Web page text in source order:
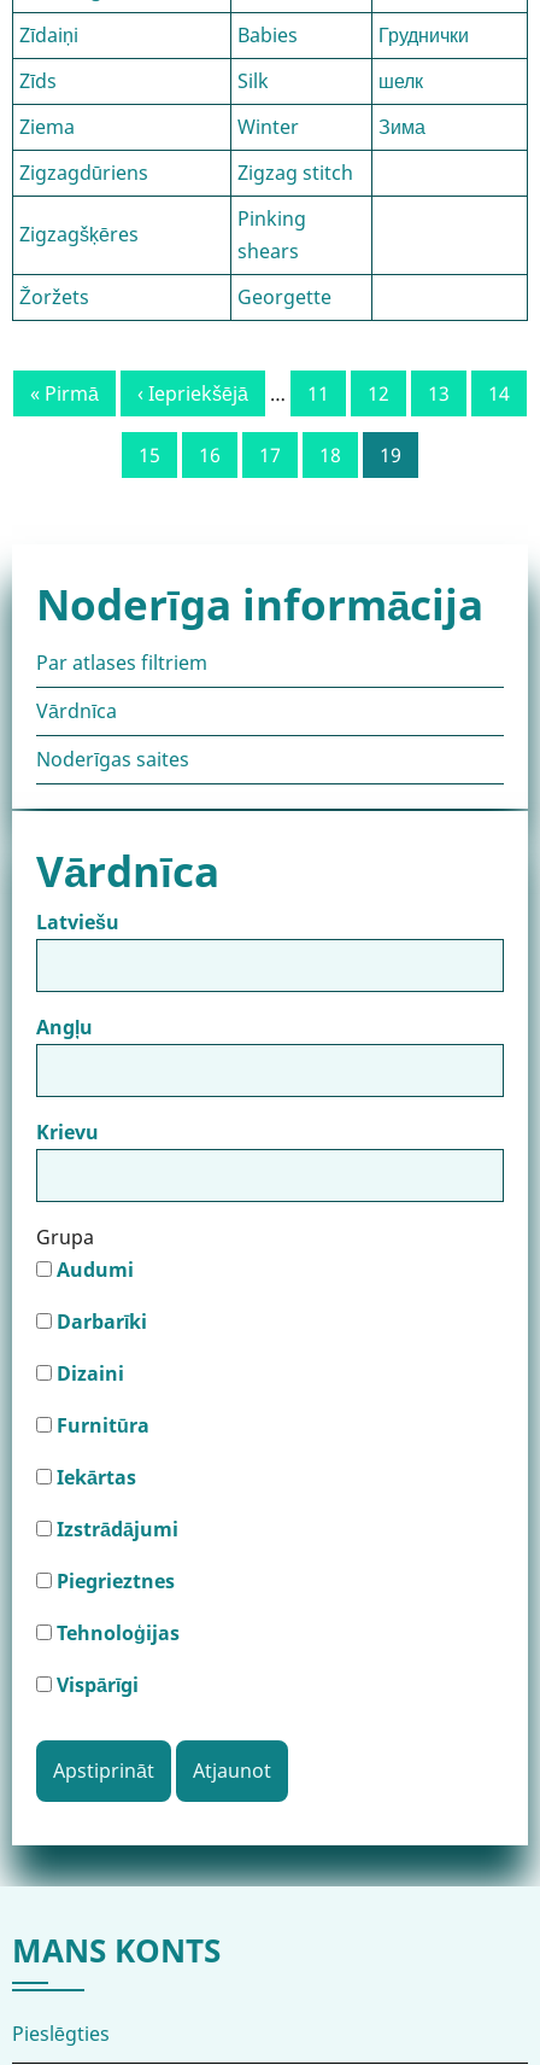
Zīdaiņi
Babies
Груднички
Zīds
Silk
шелк
Ziema
Winter
Зима
Zigzagdūriens
Zigzag stitch
Zigzagšķēres
Pinking
shears
Žoržets
Georgette
Pagination
First
« Pirmā
Previous
page
‹ Iepriekšējā … Lapa
11 Lapa
12 Lapa
13 Lapa
14
Lapa
15 Lapa
16 Lapa
17 Lapa
18
Current
19
Noderīga informācija
Par atlases filtriem
Vārdnīca
Noderīgas saites
Vārdnīca
Latviešu
Angļu
Krievu
Grupa
Audumi
Darbarīki
Dizaini
Furnitūra
Iekārtas
Izstrādājumi
Piegrieztnes
Tehnoloģijas
Vispārīgi
MANS KONTS
Pieslēgties